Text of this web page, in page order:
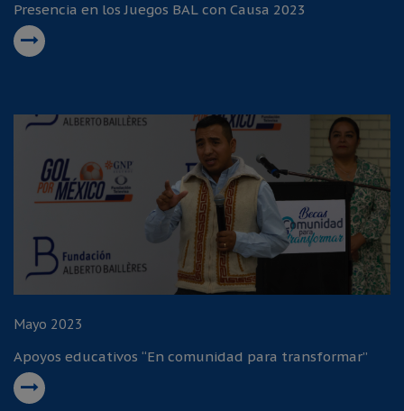
Presencia en los Juegos BAL con Causa 2023
Mayo 2023
Apoyos educativos “En comunidad para transformar”